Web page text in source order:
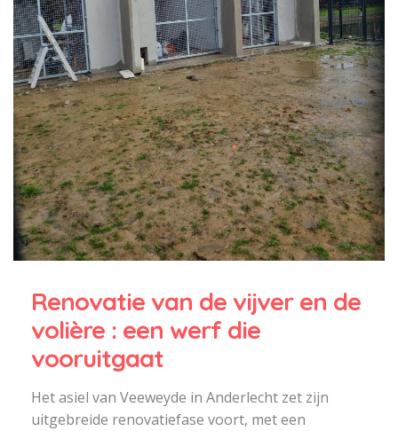
Renovatie van de vijver en de
volière : een werf die
vooruitgaat
Het asiel van Veeweyde in Anderlecht zet zijn
uitgebreide renovatiefase voort, met een